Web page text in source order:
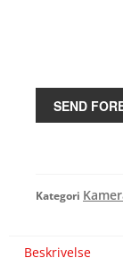
SEND
Kategori
Beskrivelse